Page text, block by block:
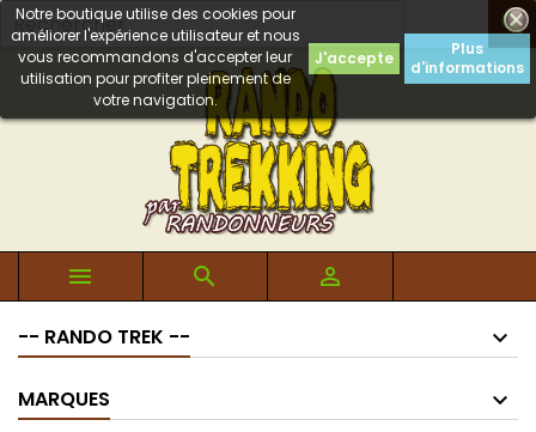

Notre boutique utilise des cookies pour
améliorer l'expérience utilisateur et nous
vous recommandons d'accepter leur
utilisation pour profiter pleinement de
votre navigation.
J'accepte
Plus
d'informations
  
-- RANDO TREK --
MARQUES